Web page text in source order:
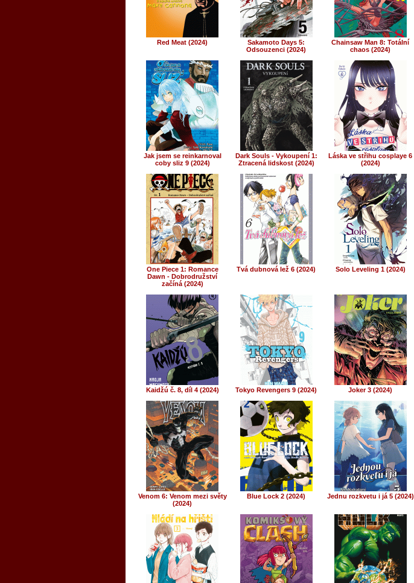
Red Meat (2024)
Sakamoto Days 5:
Odsouzenci (2024)
Chainsaw Man 8: Totální
chaos (2024)
Jak jsem se reinkarnoval
coby sliz 9 (2024)
Dark Souls - Vykoupení 1:
Ztracená lidskost (2024)
Láska ve střihu cosplaye 6
(2024)
One Piece 1: Romance
Dawn - Dobrodružství
začíná (2024)
Tvá dubnová lež 6 (2024) Solo Leveling 1 (2024)
Kaidžú č. 8, díl 4 (2024) Tokyo Revengers 9 (2024) Joker 3 (2024)
Venom 6: Venom mezi světy
(2024)
Blue Lock 2 (2024) Jednu rozkvetu i já 5 (2024)